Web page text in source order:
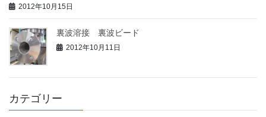
2012年10月15日
裏波溶接 裏波ビード
2012年10月11日
カテゴリー